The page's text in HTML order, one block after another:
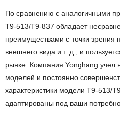
По сравнению с аналогичными
T9-513/T9-837 обладает
преимуществами с точки зрения
внешнего вида и т. д., и
рынке. Компания Yonghang учел
моделей и постоянно
характеристики модели T9-513/
адаптированы под ваши